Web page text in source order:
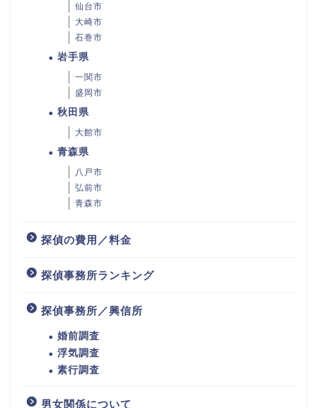
仙台市
大崎市
石巻市
岩手県
一関市
盛岡市
秋田県
大館市
青森県
八戸市
弘前市
青森市
探偵の費用／料金
探偵事務所ランキング
探偵事務所／興信所
婚前調査
浮気調査
素行調査
男女関係について